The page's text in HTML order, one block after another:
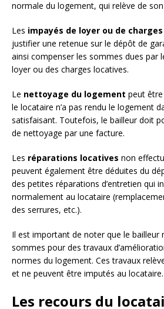
normale du logement, qui relève de
Les impayés de loyer ou de charges
justifier une retenue sur le dépôt de
ainsi compenser les sommes dues par
loyer ou des charges locatives.
Le nettoyage du logement peut
le locataire n’a pas rendu le logement
satisfaisant. Toutefois, le bailleur doit
de nettoyage par une facture.
Les réparations locatives non
peuvent également être déduites du
des petites réparations d’entretien qui
normalement au locataire
des serrures, etc.).
Il est important de noter que le bailleur
sommes pour des travaux
normes du logement. Ces travaux
et ne peuvent être imputés au locataire.
Les recours du